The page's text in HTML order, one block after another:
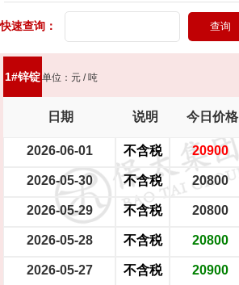
大型电瓶车
快速查询：
1#锌锭单位：元 / 吨
日期 说明 今日价格
2026-06-01 不含税 20900
2026-05-30 不含税 20800
2026-05-29 不含税 20800
2026-05-28 不含税 20800
2026-05-27 不含税 20900